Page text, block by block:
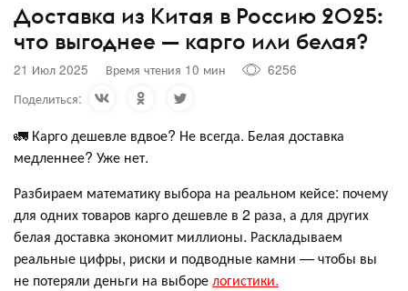
Доставка из Китая в Россию 2025:
что выгоднее — карго или белая?
21 Июл 2025 Время чтения 10 мин
6256
Поделиться:
🚛 Карго дешевле вдвое? Не всегда. Белая доставка
медленнее? Уже нет.
Разбираем математику выбора на реальном кейсе: почему
для одних товаров карго дешевле в 2 раза, а для других
белая доставка экономит миллионы. Раскладываем
реальные цифры, риски и подводные камни — чтобы вы
не потеряли деньги на выборелогистики.